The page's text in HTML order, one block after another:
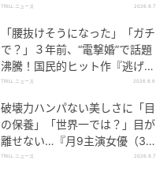
後、娘の放った“純粋な一言”に
TRILL ニュース 2026.8.7
「腰抜けそうになった」「ガチ
で？」３年前、“電撃婚”で話題
沸騰！国民的ヒット作『逃げ
恥』で異彩放った【国宝級イケ
TRILL ニュース 2026.8.6
破壊力ハンパない美しさに「目
の保養」「世界一では？」目が
離せない…『月9主演女優（34
歳）』“極上”美ショットがすご
TRILL ニュース 2026.8.7